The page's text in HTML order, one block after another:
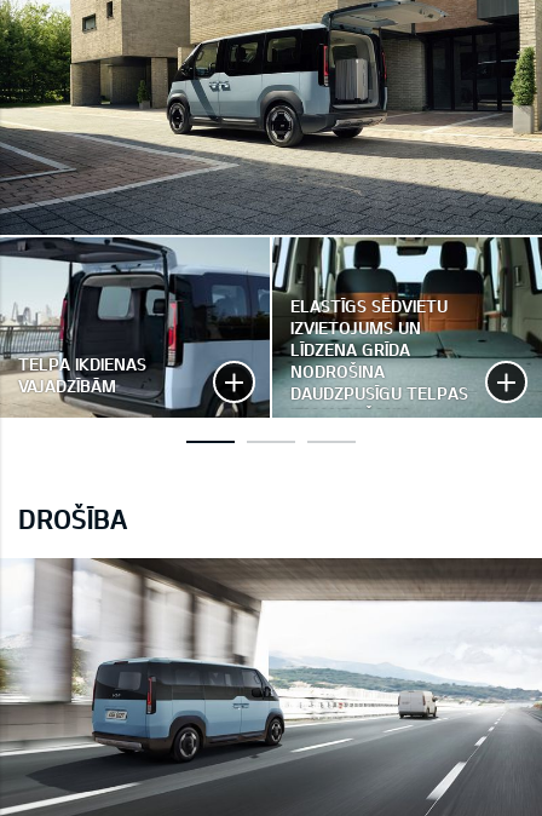
TELPA IKDIENAS
VAJADZĪBĀM
ELASTĪGS SĒDVIETU
IZVIETOJUMS UN
LĪDZENA GRĪDA
NODROŠINA
DAUDZPUSĪGU TELPAS
IZMANTOŠANU
DROŠĪBA